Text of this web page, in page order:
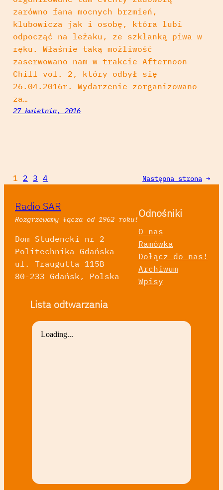
zarówno fana mocnych brzmień,
klubowicza jak i osobę, która lubi
odpocząć na leżaku, ze szklanką piwa w
ręku. Właśnie taką możliwość
zaserwowano nam w trakcie Afternoon
Chill vol. 2, który odbył się
26.04.2016r. Wydarzenie zorganizowano
za…
27 kwietnia, 2016
1 2 3 4 Następna strona →
Radio SAR
Rozgrzewamy łącza od 1962 roku!
Dom Studencki nr 2
Politechnika Gdańska
ul. Traugutta 115B
80-233 Gdańsk, Polska
Odnośniki
O nas
Ramówka
Dołącz do nas!
Archiwum
Wpisy
Lista odtwarzania